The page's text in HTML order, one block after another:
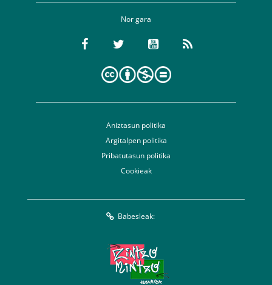
Nor gara
Aniztasun politika
Argitalpen politika
Pribatutasun politika
Cookieak
Babesleak: